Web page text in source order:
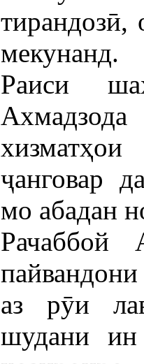
тирандозӣ,
мекунанд.
Раиси
ҷанговар
мо абадан
Рачаббой
аз рӯи
шудани ин